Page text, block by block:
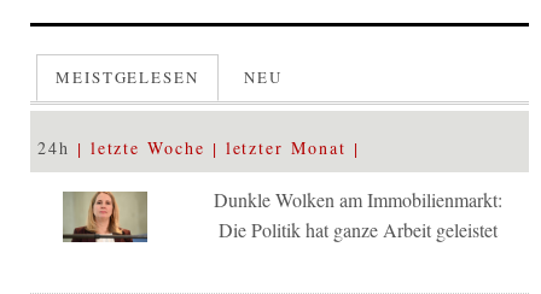
MEISTGELESEN NEU
24h letzte Woche letzter Monat
Dunkle Wolken am Immobilienmarkt:
Die Politik hat ganze Arbeit geleistet